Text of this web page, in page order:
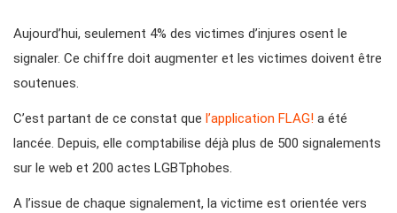
Aujourd’hui, seulement 4% des victimes d’injures osent le
signaler. Ce chiffre doit augmenter et les victimes doivent être
soutenues.
C’est partant de ce constat que l’application FLAG! a été
lancée. Depuis, elle comptabilise déjà plus de 500 signalements
sur le web et 200 actes LGBTphobes.
A l’issue de chaque signalement, la victime est orientée vers